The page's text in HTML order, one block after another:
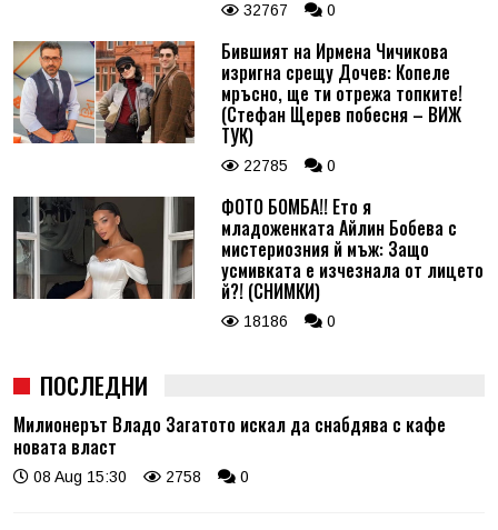
32767 0
Бившият на Ирмена Чичикова
изригна срещу Дочев: Копеле
мръсно, ще ти отрежа топките!
(Стефан Щерев побесня – ВИЖ
ТУК)
22785 0
ФОТО БОМБА!! Ето я
младоженката Айлин Бобева с
мистериозния й мъж: Защо
усмивката е изчезнала от лицето
й?! (СНИМКИ)
18186 0
ПОСЛЕДНИ
Милионерът Владо Загатото искал да снабдява с кафе
новата власт
08 Aug 15:30 2758 0